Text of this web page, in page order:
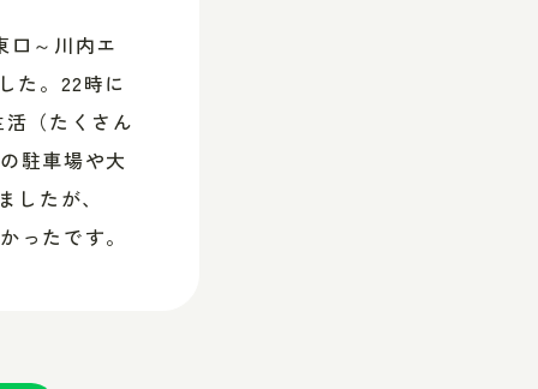
口～川内エ
た。22時に
（たくさん
駐車場や大
たが、
ったです。